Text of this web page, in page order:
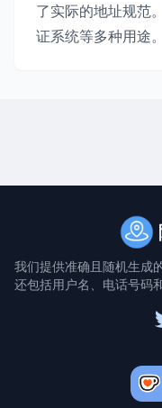
了实际的地址规范
证系统等多种用途。
我们提供准确且随机生成
还包括用户名、电话号码